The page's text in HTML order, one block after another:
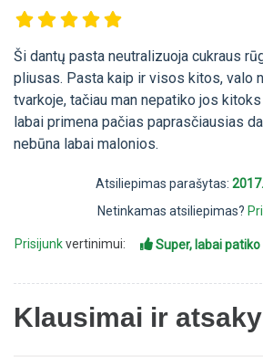
Ši dantų pasta neutralizuoja cukraus
pliusas. Pasta kaip ir visos kitos, valo
tvarkoje, tačiau man nepatiko jos
labai primena pačias paprasčiausias
nebūna labai malonios.
Atsiliepimas parašytas:
Netinkamas atsiliepimas?
Prisijunkvertinimui: Super, labai patiko
Klausimai ir